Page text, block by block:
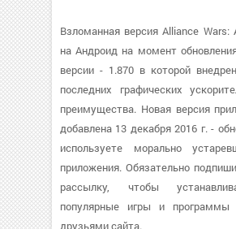
Взломанная версия Alliance Wars:
на Андроид на момент
версии - 1.870 в которой
последних графических
преимущества. Новая версия
добавлена 13 декабря 2016 г. -
используете морально
приложения. Обязательно
рассылку, чтобы
популярные игры и программы
друзьями сайта.